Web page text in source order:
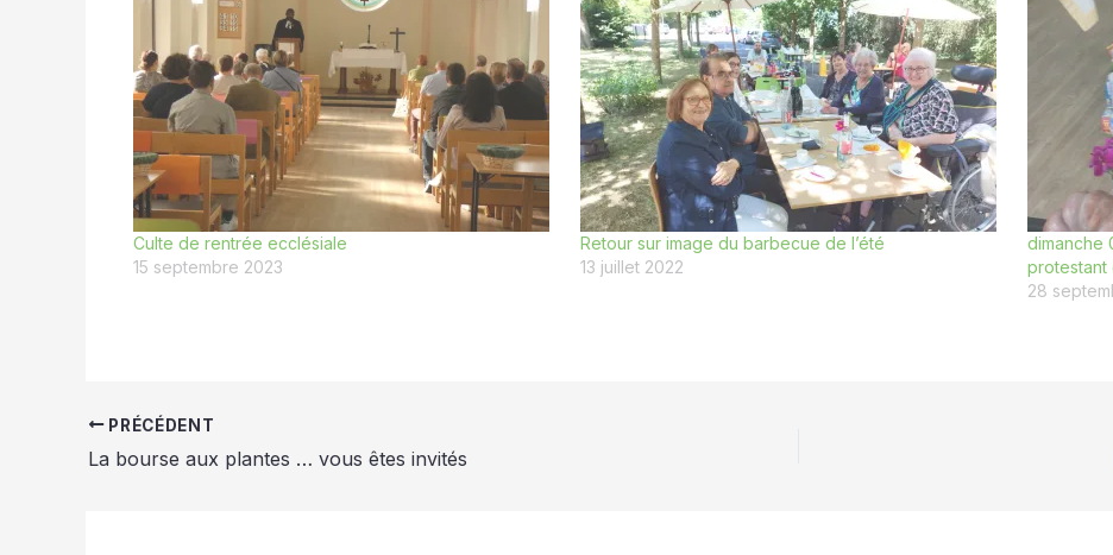
Culte de rentrée ecclésiale
15 septembre 2023
Retour sur image du barbecue de l’été
13 juillet 2022
dimanche
protestant
28
PRÉCÉDENT
La bourse aux plantes … vous êtes invités